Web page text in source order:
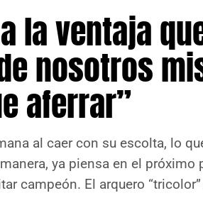
la ventaja
nosotros
aferrar”
al caer con su escolta, lo
ya piensa en el próximo
campeón. El arquero